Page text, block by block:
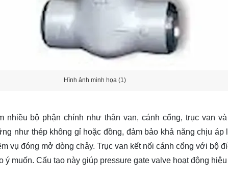
Hình ảnh minh họa (1)
nhiều bộ phận chính như thân van, cánh cổng, trục van
như thép không gỉ hoặc đồng, đảm bảo khả năng chịu áp
vụ đóng mở dòng chảy. Trục van kết nối cánh cổng với bộ
ý muốn. Cấu tạo này giúp pressure gate valve hoạt động